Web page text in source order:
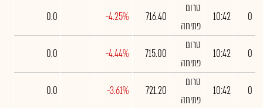
0
10:42
טרום
פתיחה
716.40
-4.25%
0.0
0
10:42
טרום
פתיחה
715.00
-4.44%
0.0
0
10:42
טרום
פתיחה
721.20
-3.61%
0.0